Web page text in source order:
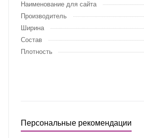
Наименование для сайта
Производитель
Ширина
Состав
Плотность
Персональные рекомендации